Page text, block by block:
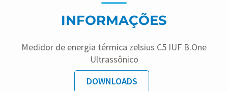
INFORMAÇÕES
Medidor de energia térmica zelsius C5 IUF B.One
Ultrassônico
DOWNLOADS